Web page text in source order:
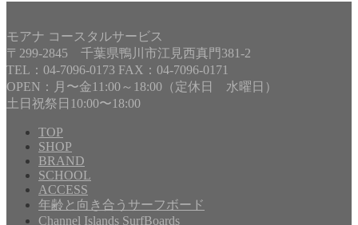
モアナ コースタルサービス
〒299-2845 千葉県鴨川市江見西真門381-2
TEL：04-7096-0173 FAX：04-7096-0171
OPEN：月〜金11:00～18:00（定休日 水曜日）
土日祝祭日10:00〜18:00
TOP
SHOP
BRAND
SCHOOL
ACCESS
年齢と向き合うサーフボード
Channel Islands SurfBoards
Copyright©MOANA COASTAL SERVICE
Reserved.